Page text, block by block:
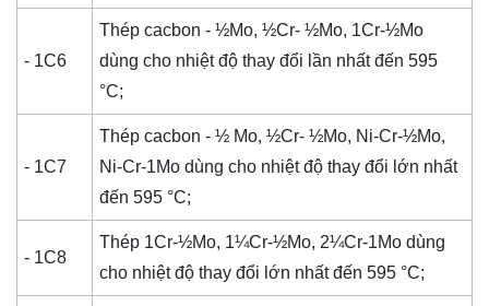
- 1C6
Thép cacbon - ½Mo, ½Cr- ½Mo, 1Cr-½Mo
dùng cho nhiệt độ thay đổi lần nhất đến 595
°C;
- 1C7
Thép cacbon - ½ Mo, ½Cr- ½Mo, Ni-Cr-½Mo,
Ni-Cr-1Mo dùng cho nhiệt độ thay đổi lớn nhất
đến 595 °C;
- 1C8
Thép 1Cr-½Mo, 1¼Cr-½Mo, 2¼Cr-1Mo dùng
cho nhiệt độ thay đổi lớn nhất đến 595 °C;